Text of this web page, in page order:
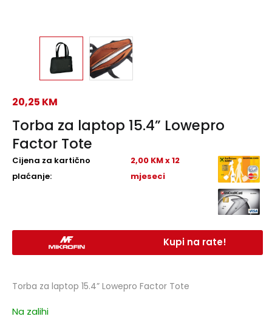
Torba za laptop 15.4” Lowepro
Factor Tote
20,25 KM
Cijena za kartično
plaćanje:
2,00 KM x 12
mjeseci
Kupi na rate!
Torba za laptop 15.4” Lowepro Factor Tote
Na zalihi